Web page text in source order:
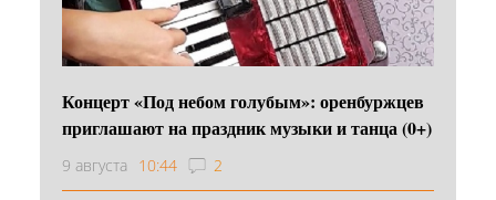
Концерт «Под небом голубым»: оренбуржцев
приглашают на праздник музыки и танца (0+)
9 августа 10:44 2